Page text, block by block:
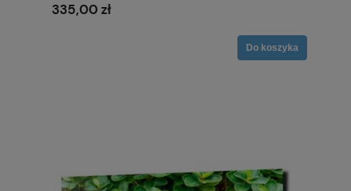
335,00 zł
Do koszyka